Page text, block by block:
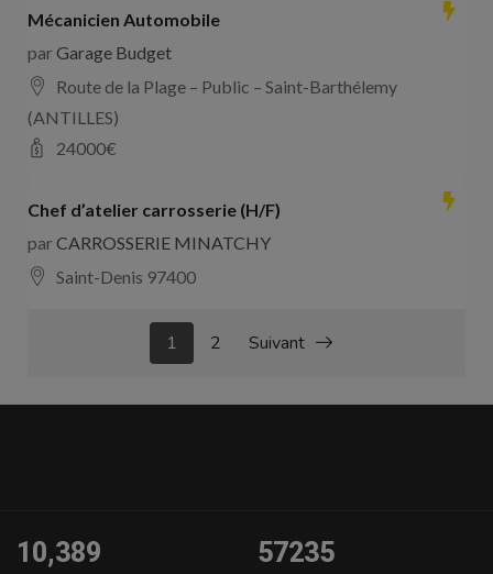
Mécanicien Automobile
parGarage Budget
Route de la Plage – Public – Saint-Barthélemy
(ANTILLES)
24000€
Chef d’atelier carrosserie (H/F)
parCARROSSERIE MINATCHY
Saint-Denis 97400
1 2 Suivant
10,389 57235